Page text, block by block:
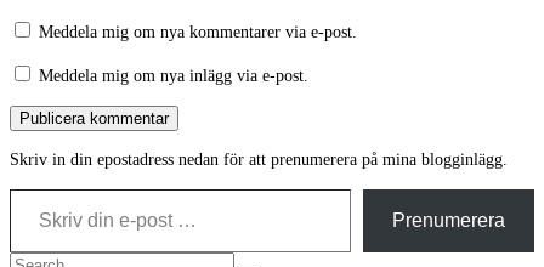
Meddela mig om nya kommentarer via e-post.
Meddela mig om nya inlägg via e-post.
Skriv in din epostadress nedan för att prenumerera på mina blogginlägg.
Skriv din e-post …
Prenumerera
Search